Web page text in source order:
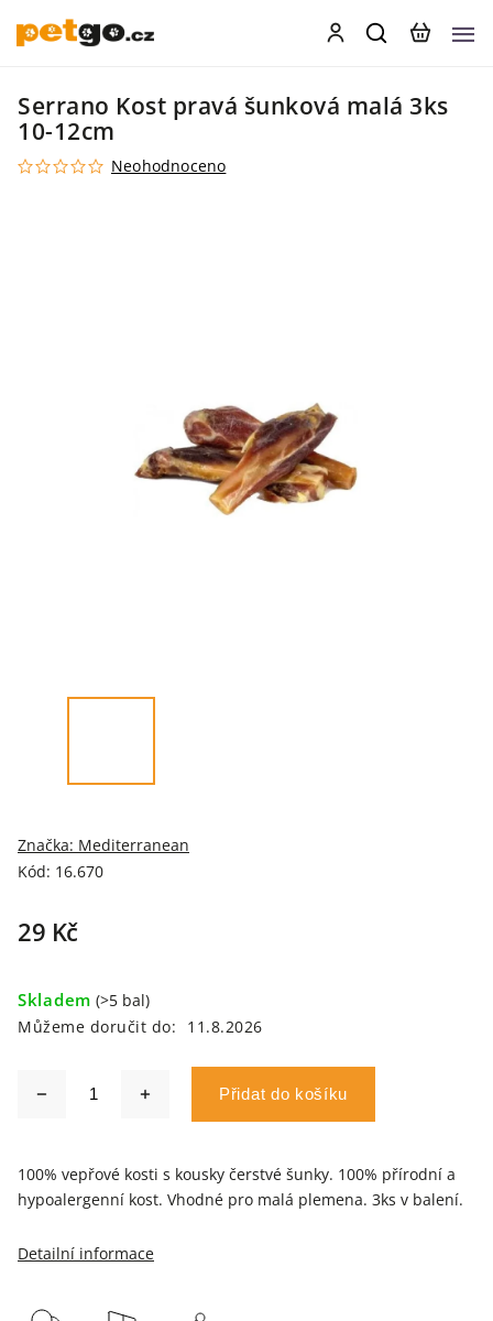
Serrano Kost pravá šunková malá 3ks
10-12cm
Neohodnoceno
Kód: 16.670
Značka: Mediterranean
29 Kč
Skladem (>5 bal)
Můžeme doručit do:
11.8.2026
Přidat do košíku
100% vepřové kosti s kousky čerstvé šunky. 100% přírodní a
hypoalergenní kost. Vhodné pro malá plemena. 3ks v balení.
Detailní informace